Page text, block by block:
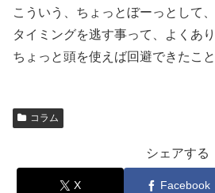
こういう、ちょっとぼーっとして、
タイミングを逃す事って、よくあり
ちょっと頭を使えば回避できたこと
コラム
シェアする
X Facebook